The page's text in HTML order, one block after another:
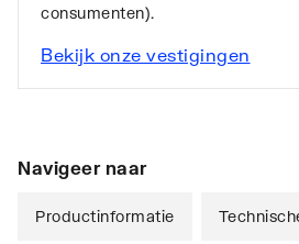
consumenten).
Bekijk onze vestigingen
Navigeer naar
Productinformatie